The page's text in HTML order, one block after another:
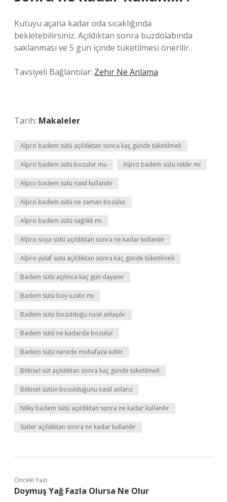
Kutuyu açana kadar oda sıcaklığında
bekletebilirsiniz. Açıldıktan sonra buzdolabında
saklanması ve 5 gün içinde tüketilmesi önerilir.
Tavsiyeli Bağlantılar: Zehir Ne Anlama
Tarih: Makaleler
Alpro badem sütü açıldıktan sonra kaç günde tüketilmeli
Alpro badem sütü bozulur mu Alpro badem sütü isitilir mi
Alpro badem sütü nasıl kullanılır
Alpro badem sütü ne zaman bozulur
Alpro badem sütü sağlıklı mı
Alpro soya sütü açıldıktan sonra ne kadar kullanılır
Alpro yulaf sütü açıldıktan sonra kaç günde tüketilmeli
Badem sütü açılınca kaç gün dayanır
Badem sütü boy uzatır mı
Badem sütü bozulduğu nasıl anlaşılır
Badem sütü ne kadarda bozulur
Badem sütü nerede muhafaza edilir
Bitkisel süt açıldıktan sonra kaç günde tüketilmeli
Bitkisel sütün bozulduğunu nasıl anlarız
Nilky badem sütü açıldıktan sonra ne kadar kullanılır
Sütler açıldıktan sonra ne kadar kullanılır
Önceki Yazı
Doymuş Yağ Fazla Olursa Ne Olur